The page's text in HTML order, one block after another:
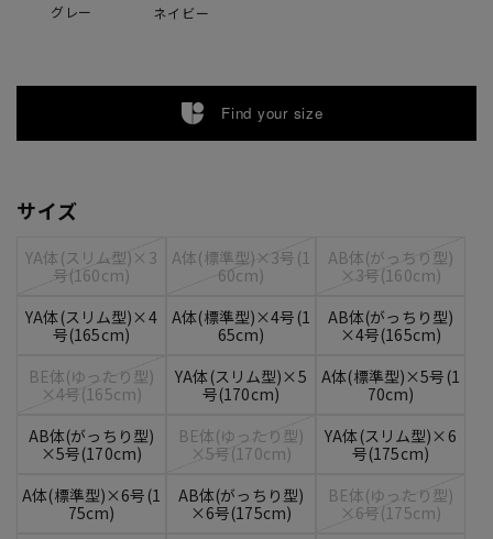
グレー ネイビー
Find your size
サイズ
YA体(スリム型)×3
号(160cm)
A体(標準型)×3号(1
60cm)
AB体(がっちり型)
×3号(160cm)
YA体(スリム型)×4
号(165cm)
A体(標準型)×4号(1
65cm)
AB体(がっちり型)
×4号(165cm)
BE体(ゆったり型)
×4号(165cm)
YA体(スリム型)×5
号(170cm)
A体(標準型)×5号(1
70cm)
AB体(がっちり型)
×5号(170cm)
BE体(ゆったり型)
×5号(170cm)
YA体(スリム型)×6
号(175cm)
A体(標準型)×6号(1
75cm)
AB体(がっちり型)
×6号(175cm)
BE体(ゆったり型)
×6号(175cm)